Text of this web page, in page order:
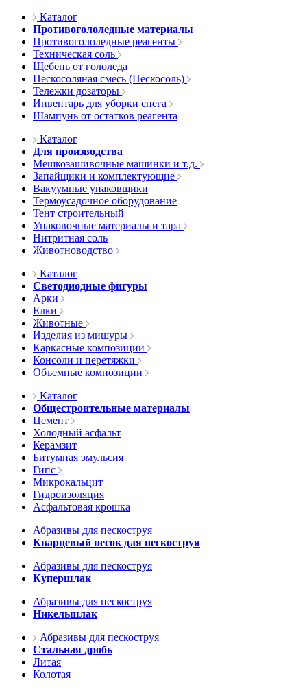
Каталог
Противогололедные материалы
Противогололедные реагенты
Техническая соль
Щебень от гололеда
Пескосоляная смесь (Пескосоль)
Тележки дозаторы
Инвентарь для уборки снега
Шампунь от остатков реагента
Каталог
Для производства
Мешкозашивочные машинки и т.д.
Запайщики и комплектующие
Вакуумные упаковщики
Термоусадочное оборудование
Тент строительный
Упаковочные материалы и тара
Нитритная соль
Животноводство
Каталог
Светодиодные фигуры
Арки
Елки
Животные
Изделия из мишуры
Каркасные композиции
Консоли и перетяжки
Объемные композиции
Каталог
Общестроительные материалы
Цемент
Холодный асфальт
Керамзит
Битумная эмульсия
Гипс
Микрокальцит
Гидроизоляция
Асфальтовая крошка
Абразивы для пескоструя
Кварцевый песок для пескоструя
Абразивы для пескоструя
Купершлак
Абразивы для пескоструя
Никельшлак
Абразивы для пескоструя
Стальная дробь
Литая
Колотая